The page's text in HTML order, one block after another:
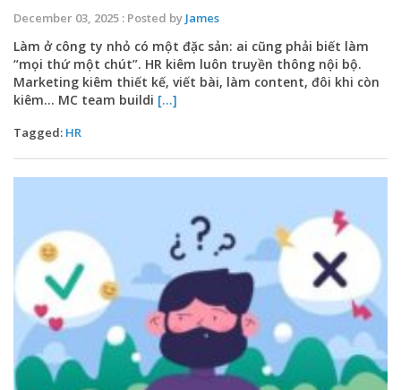
December 03, 2025 : Posted by James
Làm ở công ty nhỏ có một đặc sản: ai cũng phải biết làm
“mọi thứ một chút”. HR kiêm luôn truyền thông nội bộ.
Marketing kiêm thiết kế, viết bài, làm content, đôi khi còn
kiêm… MC team buildi [...]
Tagged: HR